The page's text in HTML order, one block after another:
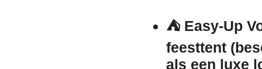
⛺ Easy-Up
feesttent
als een luxe